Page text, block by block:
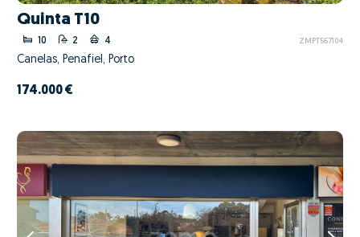
Quinta T10
10 2 4 ZMPT567104
Canelas, Penafiel, Porto
174.000 €